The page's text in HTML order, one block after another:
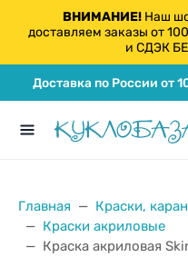
ВНИМАНИЕ!Наш
доставляем заказы от
и СДЭК
Доставка по России от
Главная
Краски,
Краски акриловые
Краска акриловая